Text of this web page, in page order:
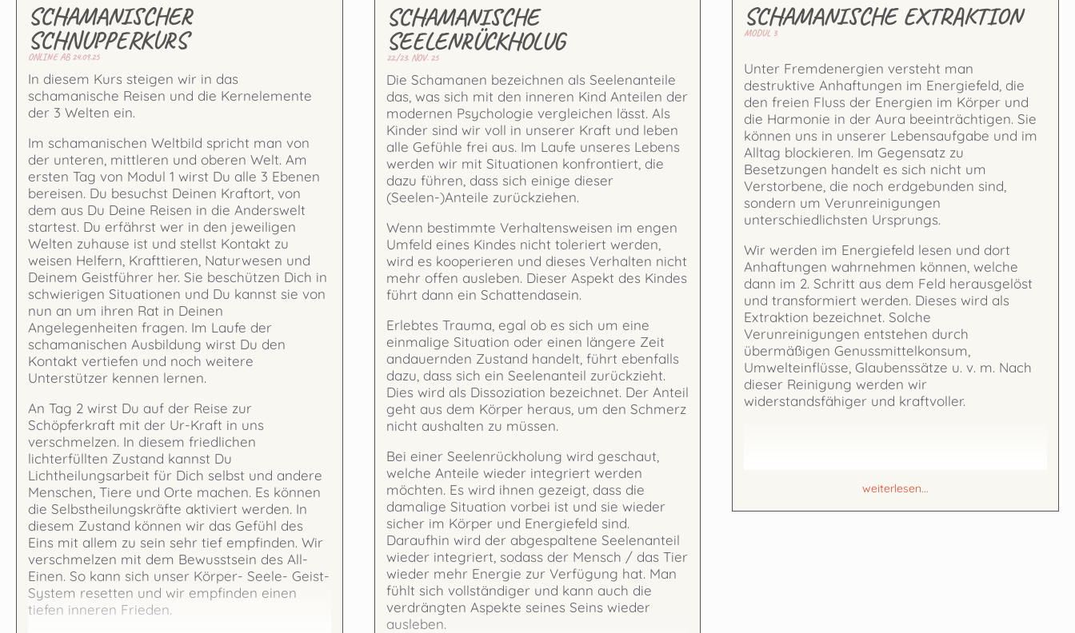
SCHAMANISCHER
SCHNUPPERKURS
ONLINE AB 24.09.25
In diesem Kurs steigen wir in das
schamanische Reisen und die Kernelemente
der 3 Welten ein.
Im schamanischen Weltbild spricht man von
der unteren, mittleren und oberen Welt. Am
ersten Tag von Modul 1 wirst Du alle 3 Ebenen
bereisen. Du besuchst Deinen Kraftort, von
dem aus Du Deine Reisen in die Anderswelt
startest. Du erfährst wer in den jeweiligen
Welten zuhause ist und stellst Kontakt zu
weisen Helfern, Krafttieren, Naturwesen und
Deinem Geistführer her. Sie beschützen Dich in
schwierigen Situationen und Du kannst sie von
nun an um ihren Rat in Deinen
Angelegenheiten fragen. Im Laufe der
schamanischen Ausbildung wirst Du den
Kontakt vertiefen und noch weitere
Unterstützer kennen lernen.
An Tag 2 wirst Du auf der Reise zur
Schöpferkraft mit der Ur-Kraft in uns
verschmelzen. In diesem friedlichen
lichterfüllten Zustand kannst Du
Lichtheilungsarbeit für Dich selbst und andere
Menschen, Tiere und Orte machen. Es können
die Selbstheilungskräfte aktiviert werden. In
diesem Zustand können wir das Gefühl des
Eins mit allem zu sein sehr tief empfinden. Wir
verschmelzen mit dem Bewusstsein des All-
Einen. So kann sich unser Körper- Seele- Geist-
System resetten und wir empfinden einen
tiefen inneren Frieden.
SCHAMANISCHE
SEELENRÜCKHOLUG
22./23. NOV. 25
Die Schamanen bezeichnen als Seelenanteile
das, was sich mit den inneren Kind Anteilen der
modernen Psychologie vergleichen lässt. Als
Kinder sind wir voll in unserer Kraft und leben
alle Gefühle frei aus. Im Laufe unseres Lebens
werden wir mit Situationen konfrontiert, die
dazu führen, dass sich einige dieser
(Seelen-)Anteile zurückziehen.
Wenn bestimmte Verhaltensweisen im engen
Umfeld eines Kindes nicht toleriert werden,
wird es kooperieren und dieses Verhalten nicht
mehr offen ausleben. Dieser Aspekt des Kindes
führt dann ein Schattendasein.
Erlebtes Trauma, egal ob es sich um eine
einmalige Situation oder einen längere Zeit
andauernden Zustand handelt, führt ebenfalls
dazu, dass sich ein Seelenanteil zurückzieht.
Dies wird als Dissoziation bezeichnet. Der Anteil
geht aus dem Körper heraus, um den Schmerz
nicht aushalten zu müssen.
Bei einer Seelenrückholung wird geschaut,
welche Anteile wieder integriert werden
möchten. Es wird ihnen gezeigt, dass die
damalige Situation vorbei ist und sie wieder
sicher im Körper und Energiefeld sind.
Daraufhin wird der abgespaltene Seelenanteil
wieder integriert, sodass der Mensch / das Tier
wieder mehr Energie zur Verfügung hat. Man
fühlt sich vollständiger und kann auch die
verdrängten Aspekte seines Seins wieder
ausleben.
SCHAMANISCHE EXTRAKTION
MODUL 3
Unter Fremdenergien versteht man
destruktive Anhaftungen im Energiefeld, die
den freien Fluss der Energien im Körper und
die Harmonie in der Aura beeinträchtigen. Sie
können uns in unserer Lebensaufgabe und im
Alltag blockieren. Im Gegensatz zu
Besetzungen handelt es sich nicht um
Verstorbene, die noch erdgebunden sind,
sondern um Verunreinigungen
unterschiedlichsten Ursprungs.
Wir werden im Energiefeld lesen und dort
Anhaftungen wahrnehmen können, welche
dann im 2. Schritt aus dem Feld herausgelöst
und transformiert werden. Dieses wird als
Extraktion bezeichnet. Solche
Verunreinigungen entstehen durch
übermäßigen Genussmittelkonsum,
Umwelteinflüsse, Glaubenssätze u. v. m. Nach
dieser Reinigung werden wir
widerstandsfähiger und kraftvoller.
weiterlesen...